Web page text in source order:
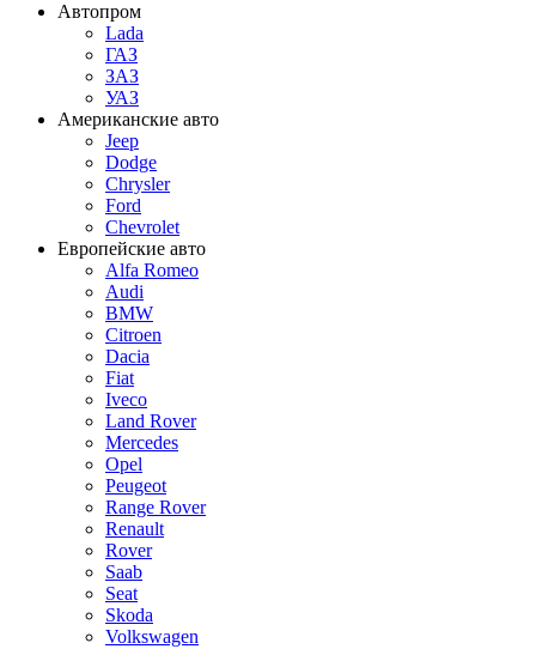
Автопром
Lada
ГАЗ
ЗАЗ
УАЗ
Американские авто
Jeep
Dodge
Chrysler
Ford
Chevrolet
Европейские авто
Alfa Romeo
Audi
BMW
Citroen
Dacia
Fiat
Iveco
Land Rover
Mercedes
Opel
Peugeot
Range Rover
Renault
Rover
Saab
Seat
Skoda
Volkswagen